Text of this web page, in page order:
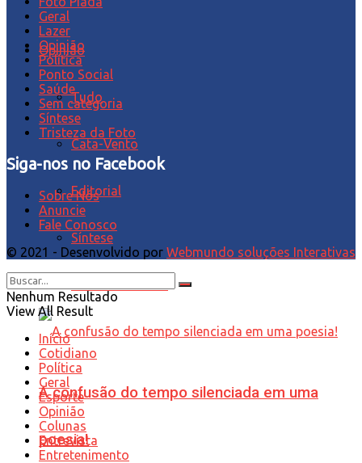
Opinião
Tudo
Cata-Vento
Editorial
Síntese
A confusão do tempo silenciada em uma
poesia!
Geral
Lazer
Opinião
Política
Ponto Social
Saúde
Sem categoria
Síntese
Tristeza da Foto
Siga-nos no Facebook
Sobre Nós
Anuncie
Fale Conosco
© 2021 - Desenvolvido por Webmundo soluções Interativas
Nenhum Resultado
View All Result
Início
Cotidiano
Política
Geral
Esporte
Opinião
Colunas
Entrevista
Entretenimento